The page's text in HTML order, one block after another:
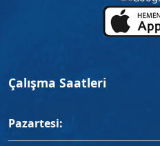
Çalışma Saatleri
Pazartesi: